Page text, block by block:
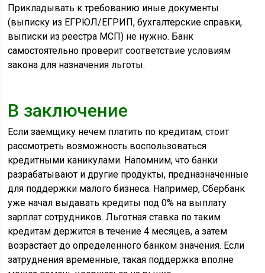
Прикладывать к требованию иные документы
(выписку из ЕГРЮЛ/ЕГРИП, бухгалтерские справки,
выписки из реестра МСП) не нужно. Банк
самостоятельно проверит соответствие условиям
закона для назначения льготы.
В заключение
Если заемщику нечем платить по кредитам, стоит
рассмотреть возможность воспользоваться
кредитными каникулами. Напомним, что банки
разрабатывают и другие продукты, предназначенные
для поддержки малого бизнеса. Например, Сбербанк
уже начал выдавать кредиты под 0% на выплату
зарплат сотрудников. Льготная ставка по таким
кредитам держится в течение 4 месяцев, а затем
возрастает до определенного банком значения. Если
затруднения временные, такая поддержка вполне